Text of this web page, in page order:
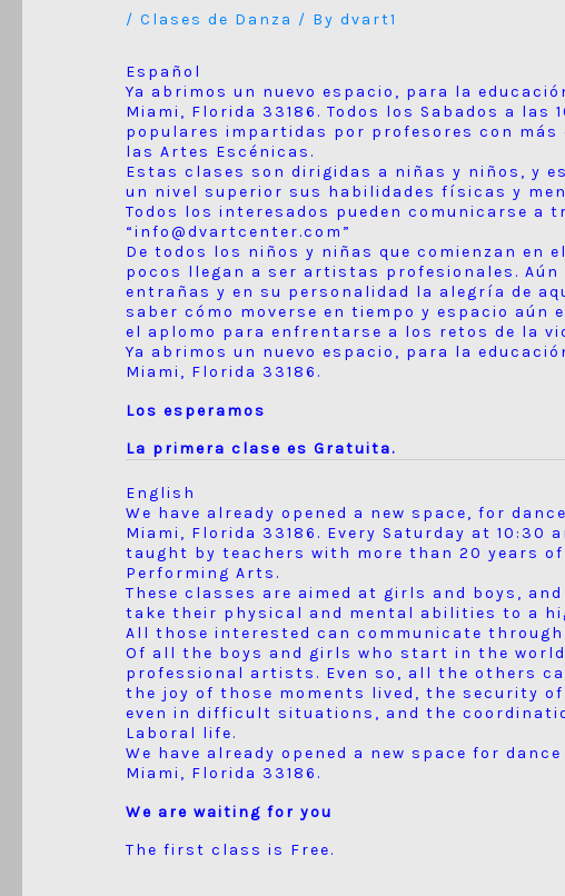
/Clases de Danza / Bydvart1
Español
Ya abrimos un nuevo espacio, para la
Miami, Florida 33186. Todos los Sabados a las
populares impartidas por profesores con más
las Artes Escénicas.
Estas clases son dirigidas a niñas y niños, y
un nivel superior sus habilidades físicas y
Todos los interesados pueden comunicarse a
“info@dvartcenter.com”
De todos los niños y niñas que comienzan en
pocos llegan a ser artistas profesionales.
entrañas y en su personalidad la alegría de
saber cómo moverse en tiempo y espacio
el aplomo para enfrentarse a los retos de la
Ya abrimos un nuevo espacio, para la
Miami, Florida 33186.
Los esperamos
La primera clase es Gratuita.
English
We have already opened a new space, for
Miami, Florida 33186. Every Saturday at 10:30
taught by teachers with more than 20 years
Performing Arts.
These classes are aimed at girls and boys,
take their physical and mental abilities to a
All those interested can communicate
Of all the boys and girls who start in the
professional artists. Even so, all the others
the joy of those moments lived, the security
even in difficult situations, and the
Laboral life.
We have already opened a new space for
Miami, Florida 33186.
We are waiting for you
The first class is Free.